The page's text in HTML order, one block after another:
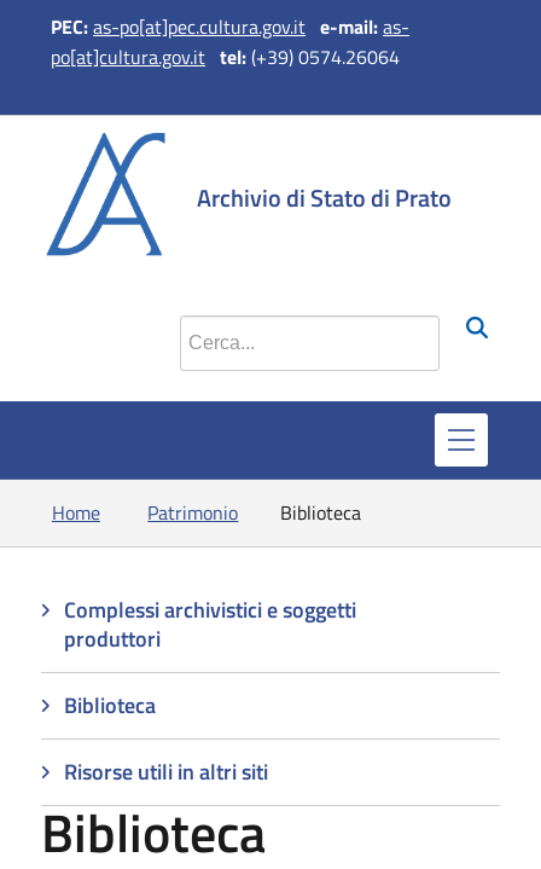
PEC:as-po[at]pec.cultura.gov.it e-mail:as-
po[at]cultura.gov.it tel:(+39) 0574.26064
Archivio di Stato di Prato
Cerca nel sito
Home Patrimonio Biblioteca
Complessi archivistici e soggetti
produttori
Biblioteca
Risorse utili in altri siti
Biblioteca